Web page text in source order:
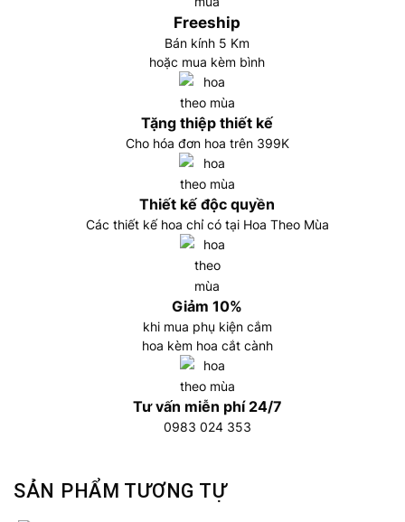
Freeship
Bán kính 5 Km
hoặc mua kèm bình
Tặng thiệp thiết kế
Cho hóa đơn hoa trên 399K
Thiết kế độc quyền
Các thiết kế hoa chỉ có tại Hoa Theo Mùa
Giảm 10%
khi mua phụ kiện cắm
hoa kèm hoa cắt cành
Tư vấn miễn phí 24/7
0983 024 353
SẢN PHẨM TƯƠNG TỰ